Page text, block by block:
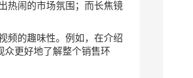
热闹的市场氛围；而长焦镜
频的趣味性。例如，在介绍
众更好地了解整个销售环